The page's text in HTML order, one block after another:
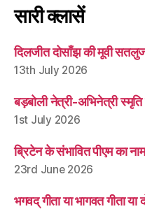
सारी क्लासें
दिलजीत दोसाँझ की मूवी
13th July 2026
बड़बोली नेत्री-अभिनेत्री स्मृति
1st July 2026
ब्रिटेन के संभावित पीएम का
23rd June 2026
भगवद् गीता या भागवत गीता या